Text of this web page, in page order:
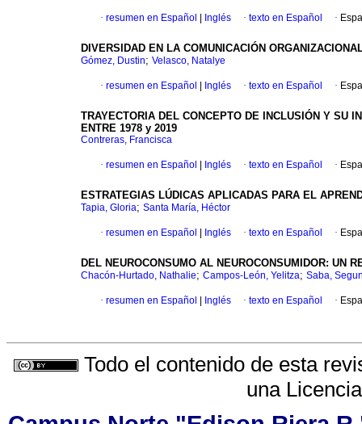
· resumen en Español Inglés · texto en Español ·
DIVERSIDAD EN LA COMUNICACIÓN
Gómez, Dustin; Velasco, Natalye
· resumen en Español Inglés · texto en Español ·
TRAYECTORIA DEL CONCEPTO DE INCLUSIÓN Y SU
ENTRE 1978 y 2019
Contreras, Francisca
· resumen en Español Inglés · texto en Español ·
ESTRATEGIAS LÚDICAS APLICADAS PARA EL
Tapia, Gloria; Santa María, Héctor
· resumen en Español Inglés · texto en Español ·
DEL NEUROCONSUMO AL NEUROCONSUMIDOR: UN
Chacón-Hurtado, Nathalie; Campos-León, Yelitza; Saba,
· resumen en Español Inglés · texto en Español ·
Todo el contenido de esta
una